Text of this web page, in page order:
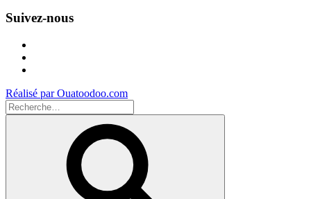
Suivez-nous
Réalisé par Ouatoodoo.com
Recherche
pour